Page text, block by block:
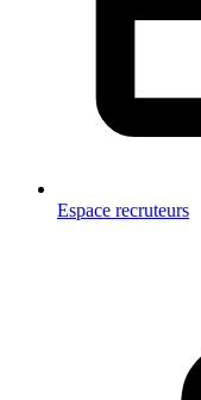
Espace recruteurs